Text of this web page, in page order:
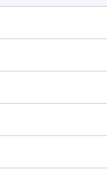
690m²
550m²
640m²
670m²
660m²